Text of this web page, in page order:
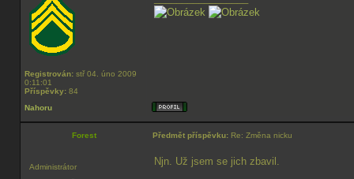
Registrován: stř 04. úno 2009
0:11:01
Příspěvky: 84
Nahoru
Forest Předmět příspěvku: Re: Změna nicku
Administrátor Njn. Už jsem se jich zbavil.